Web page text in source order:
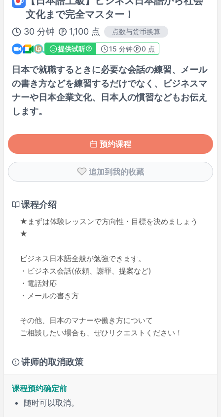
文化まで完全マスター！
30 分钟 1,100 点 点数与货币换算
提供试听 15 分钟 0 点
日本で就職するときに必要な会話の練習、メール
の書き方などを練習するだけでなく、ビジネスマ
ナーや日本企業文化、日本人の慣習などもお伝え
します。
预约课程
追加到我的收藏
课程介绍
★まずは体験レッスンで方向性・目標を決めましょう
★
ビジネス日本語全般が勉強できます。
・ビジネス会話(依頼、謝罪、提案など)
・電話対応
・メールの書き方
その他、日本のマナーや働き方について
ご相談したい場合も、ぜひリクエストください！
讲师的取消政策
课程预约确定前
随时可以取消。